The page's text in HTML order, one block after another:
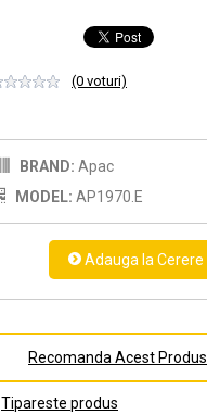
(0 voturi)
BRAND: Apac
MODEL: AP1970.E
Recomanda Acest Produs
Tipareste produs